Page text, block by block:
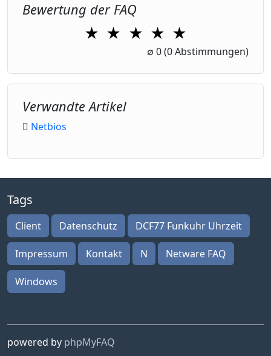
Bewertung der FAQ
★ ★
2 Stars
★
3 Stars
★
4 Stars
★
5 Stars
∅ 0(0 Abstimmungen)
Verwandte Artikel
Netbios
Tags
Client Datenschutz DCF77 Funkuhr Uhrzeit
Impressum Kontakt N Netware FAQ
Windows
powered by phpMyFAQ